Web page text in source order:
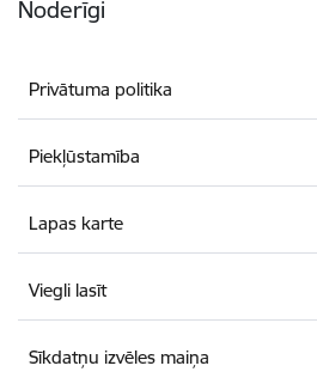
Noderīgi
Privātuma politika
Piekļūstamība
Lapas karte
Viegli lasīt
Sīkdatņu izvēles maiņa